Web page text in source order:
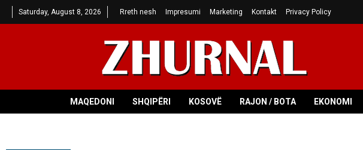
Saturday, August 8, 2026 Rreth nesh Impresumi Marketing Kontakt Privacy Policy
MAQEDONI SHQIPËRI KOSOVË RAJON / BOTA EKONOMI